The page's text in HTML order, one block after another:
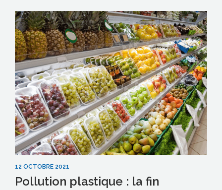
12 OCTOBRE 2021
Pollution plastique : la fin